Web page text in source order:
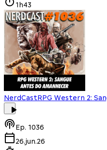
1h43
NerdCastRPG Western 2:
Ep. 1036
26.jun.26